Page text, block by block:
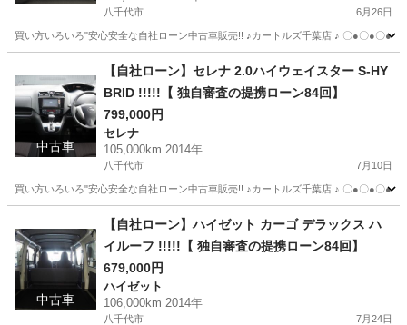
八千代市 6月26日
買い方いろいろ"安心安全な自社ローン中古車販売!! ♪カートルズ千葉店 ♪ 〇●〇●〇
ヴェルファイア カートルズ
中古車
【自社ローン】セレナ 2.0ハイウェイスター S-HY
BRID !!!!!【 独自審査の提携ローン84回】
799,000円
セレナ
105,000km 2014年
八千代市 7月10日
買い方いろいろ"安心安全な自社ローン中古車販売!! ♪カートルズ千葉店 ♪ 〇●〇●〇
セレナ カートルズ
中古車
【自社ローン】ハイゼット カーゴ デラックス ハ
イルーフ !!!!!【 独自審査の提携ローン84回】
679,000円
ハイゼット
106,000km 2014年
八千代市 7月24日